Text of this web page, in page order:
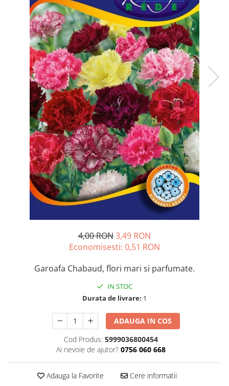
Diverse
Seminte legume
Pepene
Plante medicinale
Seminte ardei
Seminte broccoli
Seminte castraveti
Seminte ceapa
Seminte conopida
Seminte de Gulii
Seminte de Leustean
Seminte de Patrunjel
Seminte de praz
Seminte dovleac decorativ
Seminte dovlecel / dovleac
Seminte pastarnac
Seminte plante aromatice
Seminte sfecla
Seminte telina
Seminte zucchini
4,00 RON3,49 RON
Economisesti: 0,51 RON
Garoafa Chabaud, flori mari si parfumate.
IN STOC
Durata de livrare: 1
ADAUGA IN COS
Cod Produs: 5999036800454
Ai nevoie de ajutor? 0756 060 668
Adauga la Favorite Cere informatii